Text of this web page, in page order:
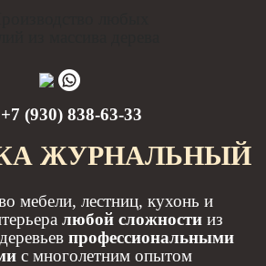
+7 (930) 838-63-33
ЖУРНАЛЬНЫЙ
мебели, лестниц, кухонь и
любой сложностииз
профессиональными
с многолетним опытом